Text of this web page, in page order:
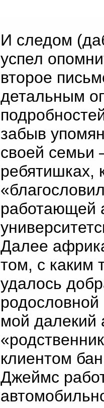
И следом
успел
второе
детальным
забыв
своей семьи
ребятишках,
работающей
Далее
том, с каким
удалось
мой далекий
клиентом
Джеймс